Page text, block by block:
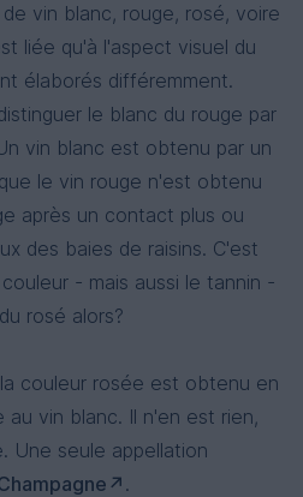
vin blanc, rouge, rosé, voire
liée qu'à l'aspect visuel du
élaborés différemment.
le blanc du rouge par
vin blanc est obtenu par un
le vin rouge n'est obtenu
après un contact plus ou
des baies de raisins. C'est
- mais aussi le tannin -
rosé alors?
couleur rosée est obtenu en
au vin blanc. Il n'en est rien,
Une seule appellation
.